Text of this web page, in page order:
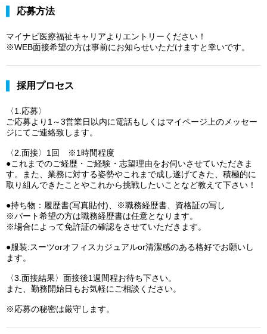
応募方法
マイナビ医療福祉キャリアよりエントリーください！
※WEB面接希望の方は事前にお知らせいただけますと幸いです。
採用プロセス
〈1.応募〉
ご応募より1～3営業日以内に電話もしくはマイページ上のメッセー
ジにてご連絡致します。
〈2.面接〉1回 ※1時間程度
●これまでのご経歴・ご経験・志望理由をお伺いさせていただきま
す。また、業務に対する姿勢やこれまで成し遂げてきた、積極的に
取り組んできたことやこれから挑戦したいことなど教えて下さい！
●持ち物：履歴書(写真貼付)、※職務経歴書、資格証の写し
※パート希望の方は職務経歴書は任意となります。
※場合によって免許証の確認をさせていただきます。
●服装:スーツorオフィスカジュアルor清潔感のある格好でお願いし
ます。
〈3.面接結果〉面接後1週間程お待ち下さい。
また、勤務開始日もお気軽にご相談ください。
※応募の秘密は厳守します。